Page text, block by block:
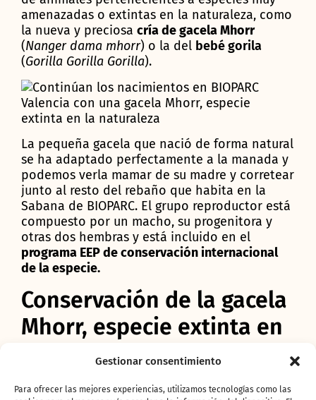
Gestionar consentimiento
Para ofrecer las mejores experiencias, utilizamos tecnologías como las
amenazadas o extintas en la naturaleza, como
la nueva y preciosa cría de gacela Mhorr
(Nanger dama mhorr) o la del bebé gorila
(Gorilla Gorilla Gorilla).
La pequeña gacela que nació de forma natural
se ha adaptado perfectamente a la manada y
podemos verla mamar de su madre y corretear
junto al resto del rebaño que habita en la
Sabana de BIOPARC. El grupo reproductor está
compuesto por un macho, su progenitora y
otras dos hembras y está incluido en el
programa EEP de conservación internacional
de la especie.
Conservación de la gacela
Mhorr, especie extinta en
la naturaleza.
Todos los años desde la llegada de los